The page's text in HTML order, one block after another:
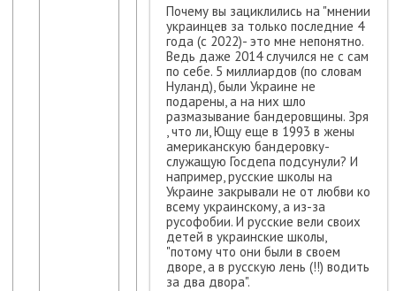
Почему вы зациклились на "мнении
украинцев за только последние 4
года (с 2022)- это мне непонятно.
Ведь даже 2014 случился не с сам
по себе. 5 миллиардов (по словам
Нуланд), были Украине не
подарены, а на них шло
размазывание бандеровщины. Зря
, что ли, Ющу еще в 1993 в жены
американскую бандеровку-
служащую Госдепа подсунули? И
например, русские школы на
Украине закрывали не от любви ко
всему украинскому, а из-за
русофобии. И русские вели своих
детей в украинские школы,
"потому что они были в своем
дворе, а в русскую лень (!!) водить
за два двора".